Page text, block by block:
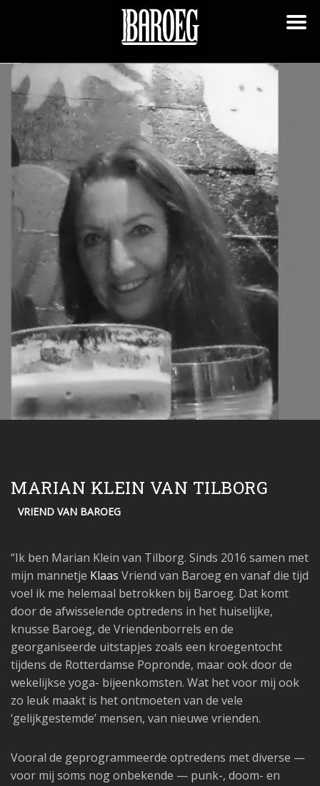
MARIAN KLEIN VAN TILBORG
VRIEND VAN BAROEG
“Ik ben Marian Klein van Tilborg. Sinds 2016 samen met
mijn mannetje Klaas Vriend van Baroeg en vanaf die tijd
voel ik me helemaal betrokken bij Baroeg. Dat komt
door de afwisselende optredens in het huiselijke,
knusse Baroeg, de Vriendenborrels en de
georganiseerde uitstapjes zoals een kroegentocht
tijdens de Rotterdamse Popronde, maar ook door de
wekelijkse yoga- bijeenkomsten. Wat het voor mij ook
zo leuk maakt is het ontmoeten van de vele
‘gelijkgestemde’ mensen, van nieuwe vrienden.
Vooral de geprogrammeerde optredens met diverse —
voor mij soms nog onbekende — punk-, doom- en